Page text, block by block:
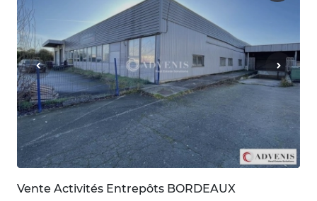
Vente Activités Entrepôts BORDEAUX